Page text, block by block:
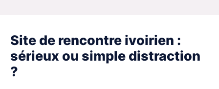
Site de rencontre ivoirien :
sérieux ou simple distraction
?